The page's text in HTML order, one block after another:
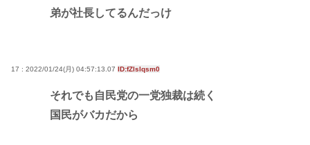
弟が社長してるんだっけ
17 : 2022/01/24(月) 04:57:13.07 ID:fZlslqsm0
それでも自民党の一党独裁は続く
国民がバカだから